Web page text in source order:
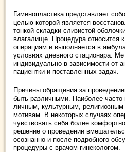
Гименопластика представляет
целью которой является
тонкой складки слизистой
влагалище. Процедура относится
операциям и выполняется в
условиях дневного стационара.
индивидуально в зависимости от
пациентки и поставленных задач.
Причины обращения за
быть различными. Наиболее часто
личным, культурным, религиозным
мотивам. В некоторых случаях
чувствовать себя более
решение о проведении
осознанно и после подробного
процедуры с врачом-гинекологом.